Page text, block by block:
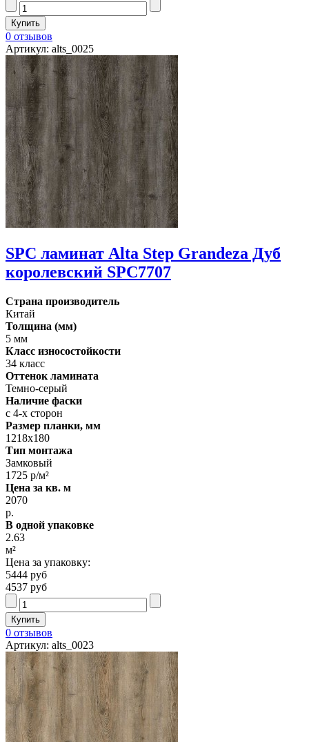
0 отзывов
Артикул: alts_0025
SPC ламинат Alta Step Grandeza Дуб
королевский SPC7707
Страна производитель
Китай
Толщина (мм)
5 мм
Класс износостойкости
34 класс
Оттенок ламината
Темно-серый
Наличие фаски
с 4-х сторон
Размер планки, мм
1218х180
Тип монтажа
Замковый
1725 р/м²
Цена за кв. м
2070
р.
В одной упаковке
2.63
м²
Цена за упаковку:
5444 руб
4537 руб
0 отзывов
Артикул: alts_0023